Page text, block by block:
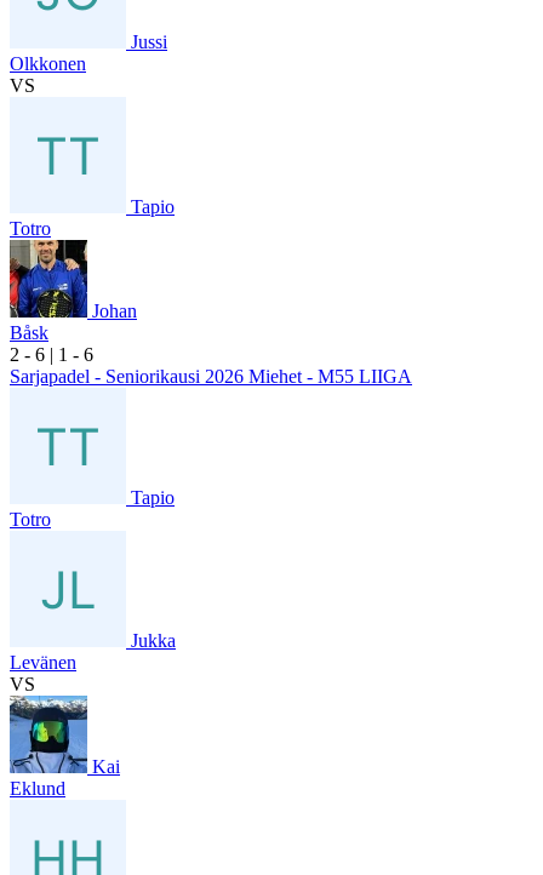
Jussi
Olkkonen
VS
Tapio
Totro
Johan
Båsk
2 - 6 | 1 - 6
Sarjapadel - Seniorikausi 2026 Miehet - M55 LIIGA
Tapio
Totro
Jukka
Levänen
VS
Kai
Eklund